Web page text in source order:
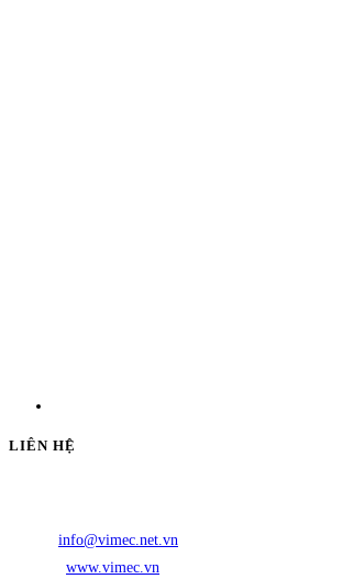
LIÊN HỆ
info@vimec.net.vn
www.vimec.vn